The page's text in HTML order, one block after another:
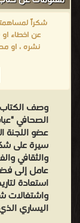
وفيلسوف وباحث،
قيادي شيوعي بارز
أبرزها وأكثرها
استشهاده) كما
مركز الأبحاث
والمؤلفات
دراسات نقدية
شكراً
عن اخطاء او
نشره ، او
وصف
عضو اللجنة
سيرة على
والثقافي
عامل إلى
استعادة
واشتغالات
اليساري